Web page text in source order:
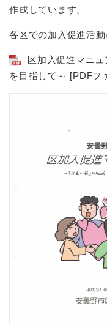
作成しています。
各区での加入促進活動
区加入促進マニ
を目指して～ [PDFフ